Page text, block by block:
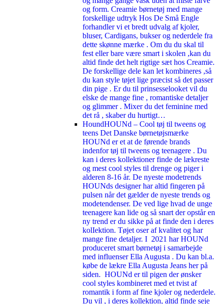
og form. Creamie børnetøj med mange
forskellige udtryk Hos De Små Engle
forhandler vi et bredt udvalg af kjoler,
bluser, Cardigans, bukser og nederdele fra
dette skønne mærke . Om du du skal til
fest eller bare være smart i skolen ,kan du
altid finde det helt rigtige sæt hos Creamie.
De forskellige dele kan let kombineres ,så
du kan style tøjet lige præcist så det passer
din pige . Er du til prinsesselooket vil du
elske de mange fine , romantiske detaljer
og glimmer . Mixer du det feminine med
det rå , skaber du hurtigt…
HoundHOUNd – Cool tøj til tweens og
teens Det Danske børnetøjsmærke
HOUNd er et at de førende brands
indenfor tøj til tweens og teenagere . Du
kan i deres kollektioner finde de lækreste
og mest cool styles til drenge og piger i
alderen 8-16 år. De nyeste modetrends
HOUNds designer har altid fingeren på
pulsen når det gælder de nyeste trends og
modetendenser. De ved lige hvad de unge
teenagere kan lide og så snart der opstår en
ny trend er du sikke på at finde den i deres
kolIektion. Tøjet oser af kvalitet og har
mange fine detaljer. I 2021 har HOUNd
produceret smart børnetøj i samarbejde
med influenser Ella Augusta . Du kan bl.a.
købe de lækre Ella Augusta Jeans her på
siden. HOUNd er til pigen der ønsker
cool styles kombineret med et tvist af
romantik i form af fine kjoler og nederdele.
Du vil , i deres kollektion, altid finde seje